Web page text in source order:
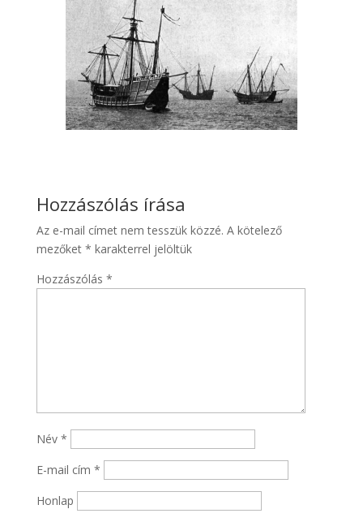
Hozzászólás írása
Az e-mail címet nem tesszük közzé. A kötelező
mezőket * karakterrel jelöltük
Hozzászólás *
Név *
E-mail cím *
Honlap